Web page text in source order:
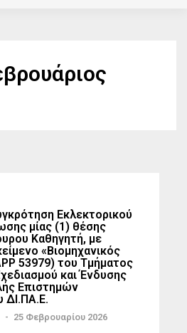
Εκλεκτορικού
μίας (1) θέσης
Καθηγητή, με
«Βιομηχανικός
53979) του Τμήματος
και Ένδυσης
Επιστημών
ΔΙ.ΠΑ.Ε.
- 25 Φεβρουαρίου 2026